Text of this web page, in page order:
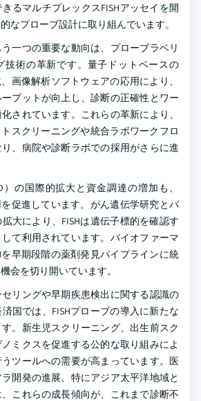
るマルチプレックスFISHアッセイを開
なプローブ設計に取り組んでいます。
一つの重要な動向は、プローブラベリ
技術の革新です。量子ドットベースの
画像解析ソフトウェアの応用により、
プットが向上し、診断の正確性とワー
されています。これらの革新により、
スクリーニングや統合ラボワークフロ
、病院や診断ラボでの採用がさらに進
の国際的拡大と資金調達の増加も、
を促進しています。がん遺伝学研究とバ
大により、FISHは遺伝子標的を確認す
て利用されています。バイオファーマ
早期段階の薬剤発見パイプラインに統
会を切り開いています。
リングや早期疾患検出に関する認識の
国では、FISHプローブの導入に新たな
。新生児スクリーニング、出生前スク
ミクスを促進する公的な取り組みによ
ツールへの需要が高まっています。医
開発の進展、特にアジア太平洋地域と
これらの成長傾向が、これまで診断不